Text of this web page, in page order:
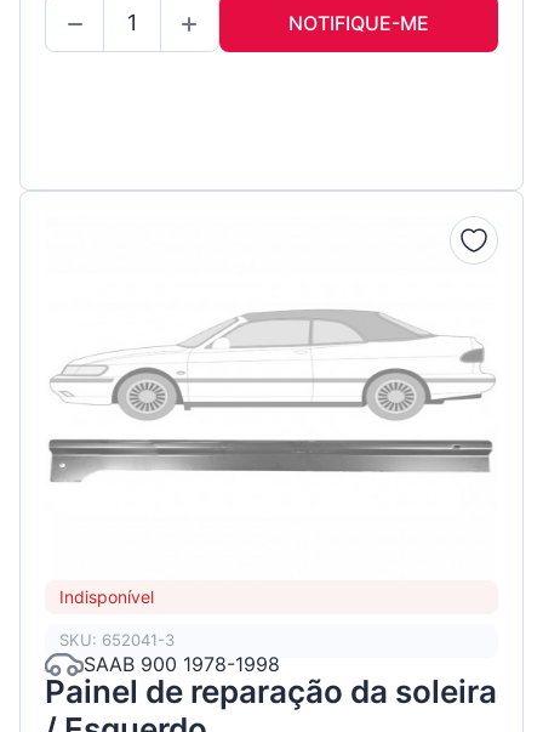
NOTIFIQUE-ME
Indisponível
SKU: 652041-3
SAAB 900 1978-1998
Painel de reparação da soleira